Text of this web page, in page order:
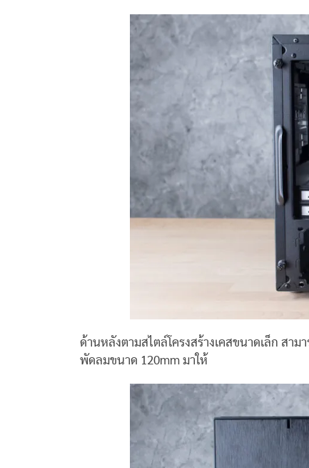
ด้านหลังตามสไตล์โครงสร้างเคสขนาดเล็ก สาม
พัดลมขนาด 120mm มาให้